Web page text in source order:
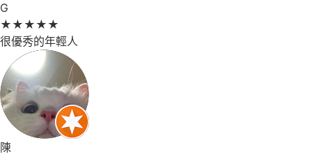
G
★ ★ ★ ★ ★
很優秀的年輕人
陳